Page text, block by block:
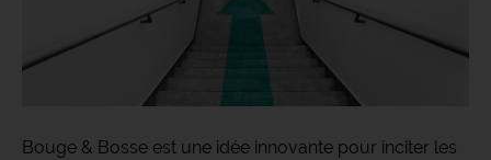
Bouge & Bosse est une idée innovante pour inciter les